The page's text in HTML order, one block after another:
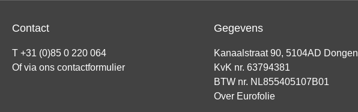
Contact
T +31 (0)85 0 220 064
Of via ons contactformulier
Gegevens
Kanaalstraat 90, 5104AD Dongen
KvK nr. 63794381
BTW nr. NL855405107B01
Over Eurofolie